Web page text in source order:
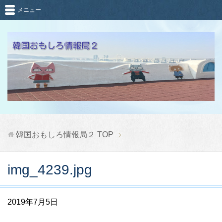
メニュー
韓国おもしろ情報局２ TOP
img_4239.jpg
2019年7月5日